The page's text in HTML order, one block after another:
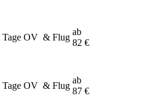
Tage OV & Flug
ab
82 €
Tage OV & Flug
ab
87 €